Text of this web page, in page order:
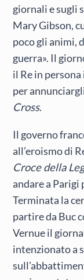
giornali e sugli
Mary Gibson,
poco gli animi,
guerra». Il
il Re in
per
Cross.
Il governo
all’eroismo di
Croce della
andare a Parigi
Terminata la
partire da Buc
Vernue il
intenzionato a